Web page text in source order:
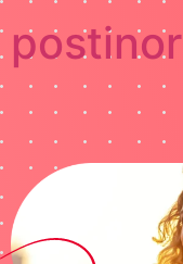
postinor